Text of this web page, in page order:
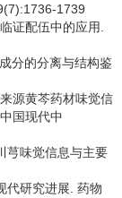
1739
证配伍中的应用.
分的分离与结构鉴
源黄芩药材味觉信
国现代中
芎味觉信息与主要
代研究进展. 药物